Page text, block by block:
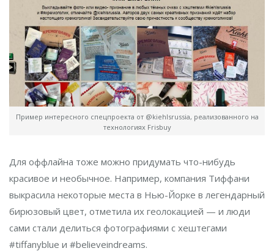
Пример интересного спецпроекта от @kiehlsrussia, реализованного на
технологиях Frisbuy
Для оффлайна тоже можно придумать что-нибудь
красивое и необычное. Например, компания Тиффани
выкрасила некоторые места в Нью-Йорке в легендарный
бирюзовый цвет, отметила их геолокацией — и люди
сами стали делиться фотографиями с хештегами
#tiffanyblue и #believeindreams.